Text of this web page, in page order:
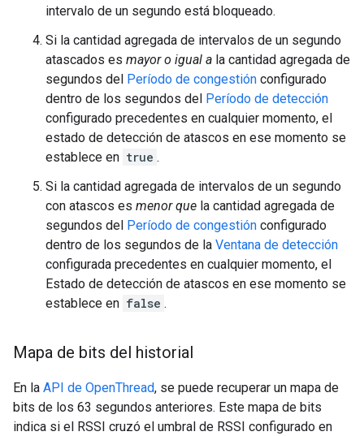
intervalo de un segundo está bloqueado.
Si la cantidad agregada de intervalos de un segundo
atascados es mayor o igual a la cantidad agregada de
segundos del Período de congestión configurado
dentro de los segundos del Período de detección
configurado precedentes en cualquier momento, el
estado de detección de atascos en ese momento se
establece en true .
Si la cantidad agregada de intervalos de un segundo
con atascos es menor que la cantidad agregada de
segundos del Período de congestión configurado
dentro de los segundos de la Ventana de detección
configurada precedentes en cualquier momento, el
Estado de detección de atascos en ese momento se
establece en false .
Mapa de bits del historial
En la API de OpenThread, se puede recuperar un mapa de
bits de los 63 segundos anteriores. Este mapa de bits
indica si el RSSI cruzó el umbral de RSSI configurado en